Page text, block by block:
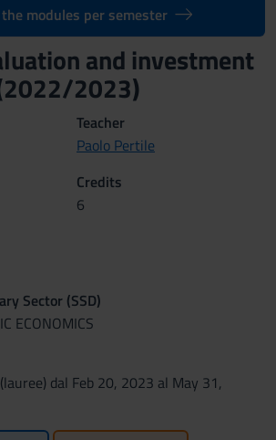
modules per semester
and investment
2023)
Teacher
Paolo Pertile
Credits
6
Sector (SSD)
ECONOMICS
dal Feb 20, 2023 al May 31,